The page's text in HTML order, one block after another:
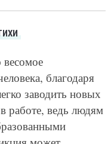
благодаря
заводить новых
работе, ведь людям